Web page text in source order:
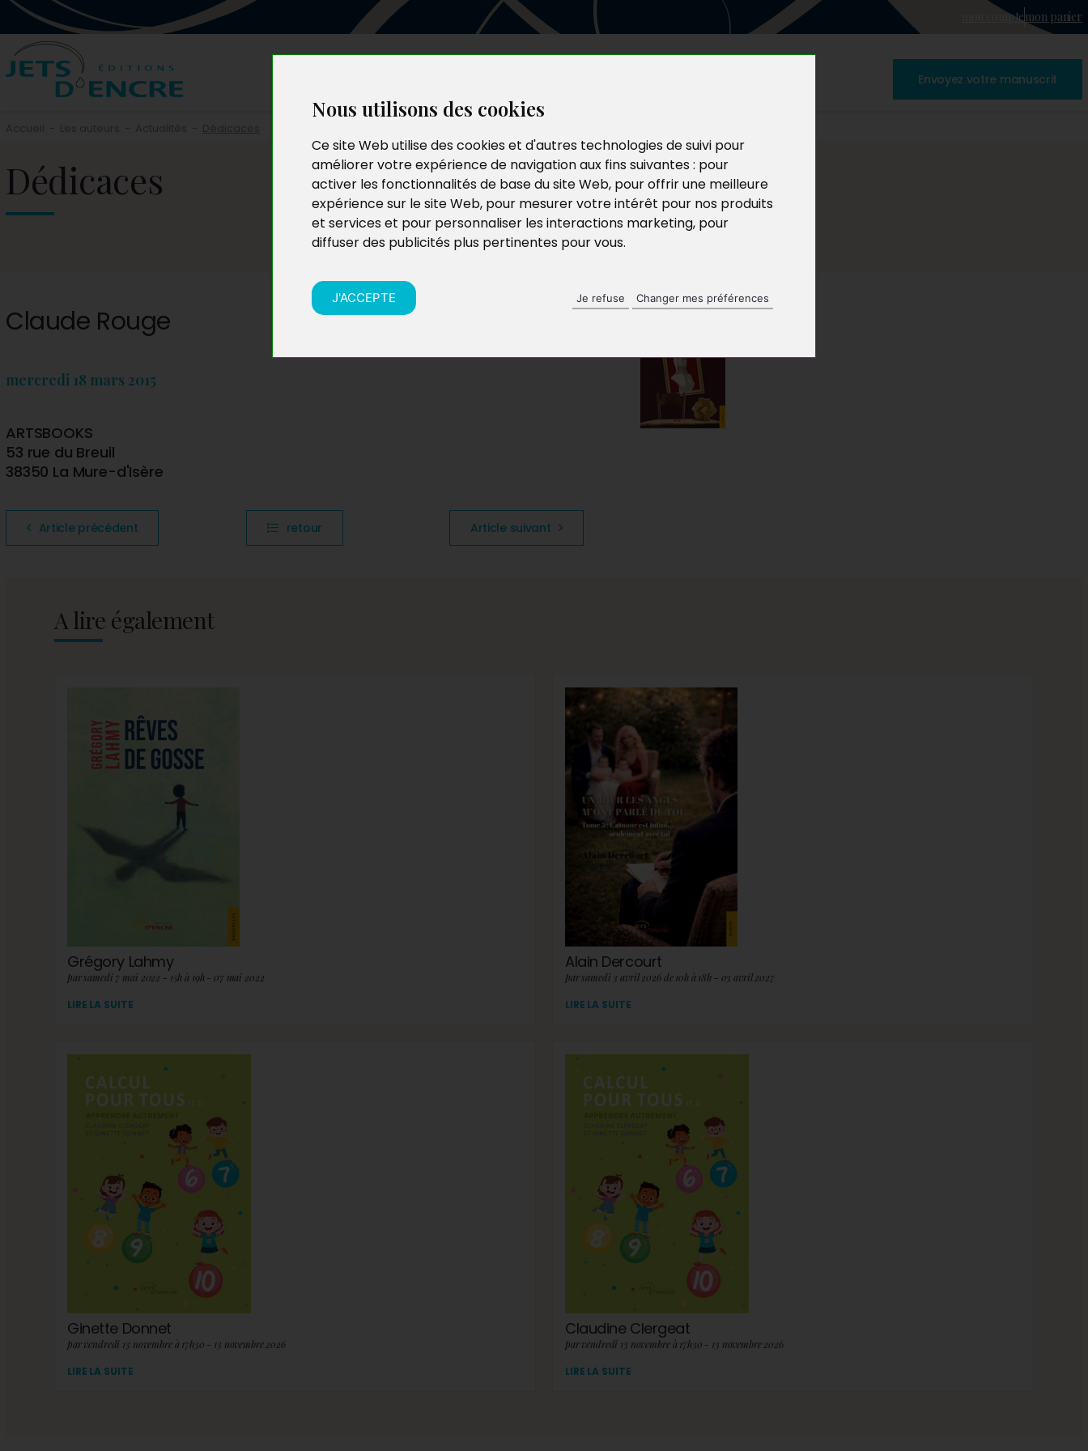
Nous utilisons des cookies
Ce site Web utilise des cookies et d'autres technologies de suivi pour
améliorer votre expérience de navigation aux fins suivantes : pour
activer les fonctionnalités de base du site Web, pour offrir une meilleure
expérience sur le site Web, pour mesurer votre intérêt pour nos produits
et services et pour personnaliser les interactions marketing, pour
diffuser des publicités plus pertinentes pour vous.
J'ACCEPTE Je refuse Changer mes préférences
mon comptemon panier
Envoyez votre manuscrit
Dédicaces
Claude Rouge
mercredi 18 mars 2015
ARTSBOOKS
53 rue du Breuil
38350 La Mure-d'Isère
Article précédent retour Article suivant
A lire également
Grégory Lahmy
par samedi 7 mai 2022 - 15h à 19h - 07 mai 2022
LIRE LA SUITE
Alain Dercourt
par samedi 3 avril 2026 de 10h à 18h - 03 avril 2027
LIRE LA SUITE
Ginette Donnet
par vendredi 13 novembre à 17h30 - 13 novembre 2026
LIRE LA SUITE
Claudine Clergeat
par vendredi 13 novembre à 17h30 - 13 novembre 2026
LIRE LA SUITE